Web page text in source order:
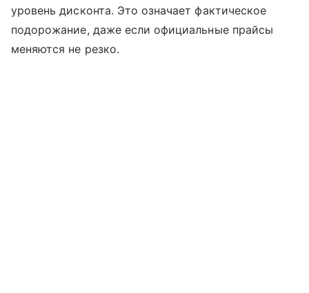
уровень дисконта. Это означает фактическое
подорожание, даже если официальные прайсы
меняются не резко.